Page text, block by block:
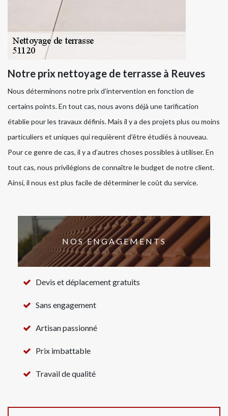
Notre prix nettoyage de terrasse à Reuves
Nous déterminons notre prix d’intervention en fonction de
certains points. En tout cas, nous avons déjà une tarification
établie pour les travaux définis. Mais il y a des projets plus ou moins
particuliers et uniques qui requièrent d’être étudiés à nouveau.
Pour ce genre de cas, il y a d’autres choses possibles à utiliser. En
tout cas, nous privilégions de connaître le budget de notre client.
Ainsi, il nous est plus facile de déterminer le coût du service.
NOS ENGAGEMENTS
Devis et déplacement gratuits
Sans engagement
Artisan passionné
Prix imbattable
Travail de qualité